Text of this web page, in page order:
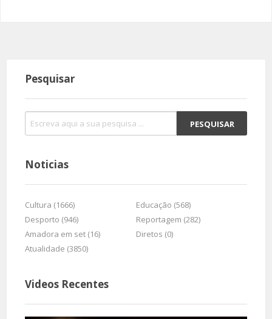
Pesquisar
Noticias
Cultura (1666)
Educação (568)
Desporto (946)
Reportagem (282)
Amadora em set (16)
Diretos (0)
Atualidade (3850)
Videos Recentes